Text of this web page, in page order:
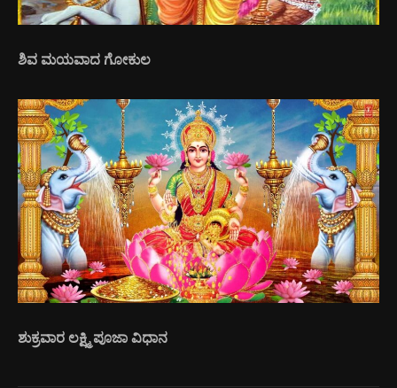
ಶಿವ ಮಯವಾದ ಗೋಕುಲ
ಶುಕ್ರವಾರ ಲಕ್ಷ್ಮಿ ಪೂಜಾ ವಿಧಾನ